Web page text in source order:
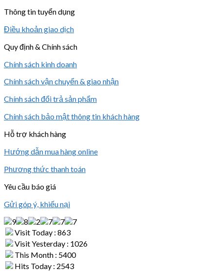
Thông tin tuyển dụng
Điều khoản giao dịch
Quy định & Chính sách
Chính sách kinh doanh
Chính sách vận chuyển & giao nhận
Chính sách đổi trả sản phẩm
Chính sách bảo mật thông tin khách hàng
Hỗ trợ khách hàng
Hướng dẫn mua hàng online
Phương thức thanh toán
Yêu cầu báo giá
Gửi góp ý, khiếu nại
Visit Today : 863
Visit Yesterday : 1026
This Month : 5400
Hits Today : 2543